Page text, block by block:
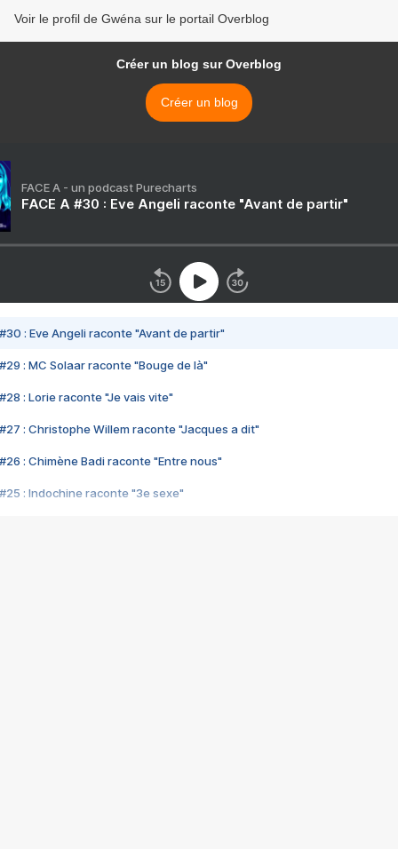
Voir le profil de Gwéna sur le portail Overblog
Créer un blog sur Overblog
Créer un blog
FACE A - un podcast Purecharts
FACE A #30 : Eve Angeli raconte "Avant de partir"
#30 : Eve Angeli raconte "Avant de partir"
#29 : MC Solaar raconte "Bouge de là"
#28 : Lorie raconte "Je vais vite"
#27 : Christophe Willem raconte "Jacques a dit"
#26 : Chimène Badi raconte "Entre nous"
#25 : Indochine raconte "3e sexe"